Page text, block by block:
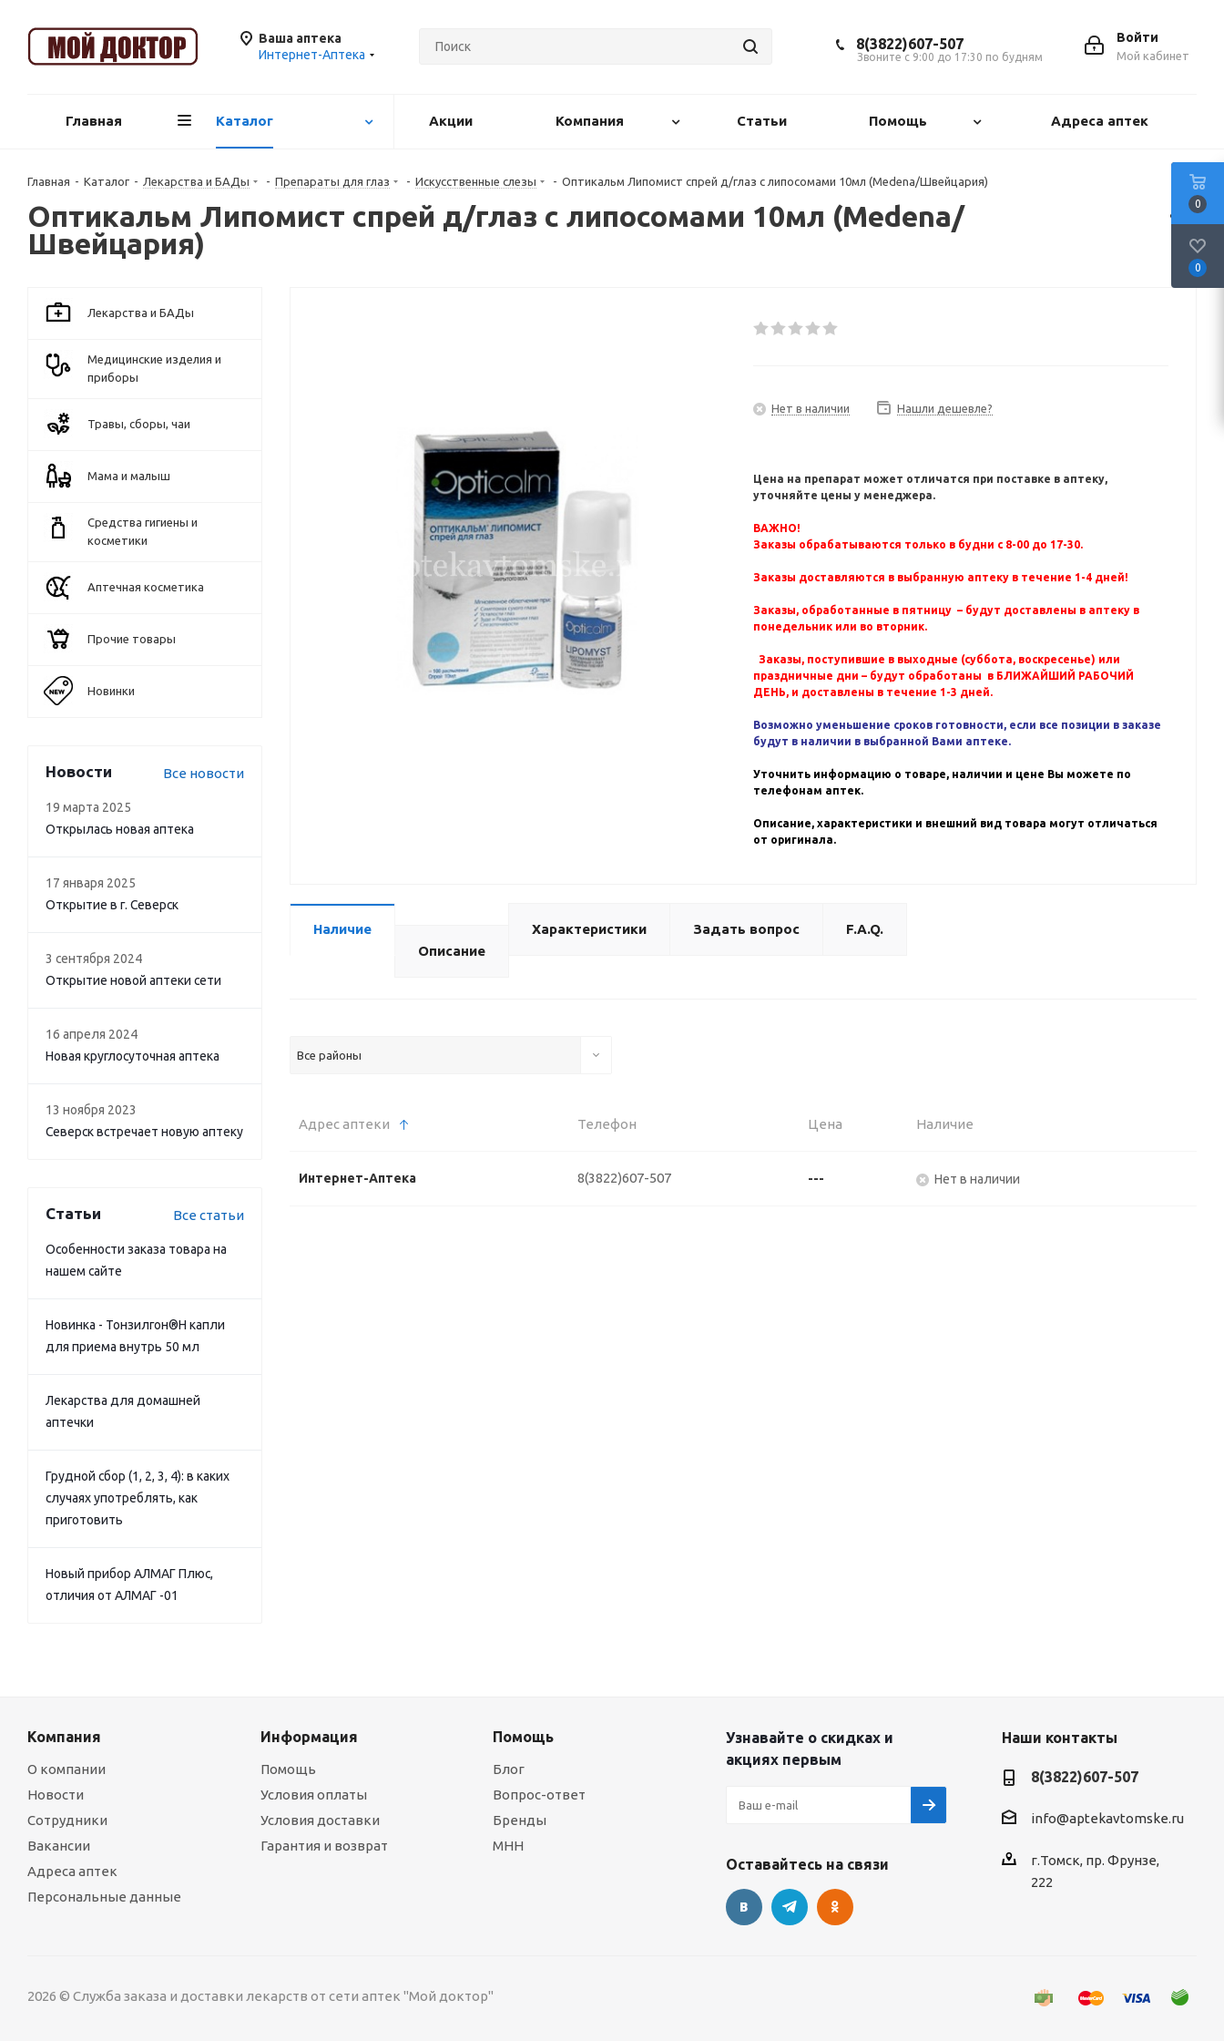
Ваша аптека
Интернет-Аптека
Войти
Мой кабинет
8(3822)607-507
Звоните с 9:00 до 17:30 по будням
Главная Каталог Акции Компания Статьи Помощь Адреса аптек
Главная - Каталог - Лекарства и БАДы - Препараты для глаз - Искусственные слезы - Оптикальм Липомист спрей д/глаз с липосомами 10мл (Medena/Швейцария)
Оптикальм Липомист спрей д/глаз с липосомами 10мл (Medena/
Швейцария)
Нет в наличии Нашли дешевле?
Цена на препарат может отличатся при поставке в аптеку,
уточняйте цены у менеджера.
ВАЖНО!
Заказы обрабатываются только в будни с 8-00 до 17-30.
Заказы доставляются в выбранную аптеку в течение 1-4 дней!
Заказы, обработанные в пятницу – будут доставлены в аптеку в
понедельник или во вторник.
Заказы, поступившие в выходные (суббота, воскресенье) или
праздничные дни – будут обработаны в БЛИЖАЙШИЙ РАБОЧИЙ
ДЕНЬ, и доставлены в течение 1-3 дней.
Возможно уменьшение сроков готовности, если все позиции в заказе
будут в наличии в выбранной Вами аптеке.
Уточнить информацию о товаре, наличии и цене Вы можете по
телефонам аптек.
Описание, характеристики и внешний вид товара могут отличаться
от оригинала.
Наличие
Описание
Характеристики Задать вопрос F.A.Q.
Все районы
Адрес аптеки Телефон Цена Наличие
Интернет-Аптека 8(3822)607-507 --- Нет в наличии
Лекарства и БАДы
Медицинские изделия и
приборы
Травы, сборы, чаи
Мама и малыш
Средства гигиены и
косметики
Аптечная косметика
Прочие товары
Новинки
Новости Все новости
19 марта 2025
Открылась новая аптека
17 января 2025
Открытие в г. Северск
3 сентября 2024
Открытие новой аптеки сети
16 апреля 2024
Новая круглосуточная аптека
13 ноября 2023
Северск встречает новую аптеку
Статьи Все статьи
Особенности заказа товара на
нашем сайте
Новинка - Тонзилгон®Н капли
для приема внутрь 50 мл
Лекарства для домашней
аптечки
Грудной сбор (1, 2, 3, 4): в каких
случаях употреблять, как
приготовить
Новый прибор АЛМАГ Плюс,
отличия от АЛМАГ -01
Компания
О компании
Новости
Сотрудники
Вакансии
Адреса аптек
Персональные данные
Информация
Помощь
Условия оплаты
Условия доставки
Гарантия и возврат
Помощь
Блог
Вопрос-ответ
Бренды
МНН
Узнавайте о скидках и
акциях первым
Оставайтесь на связи
Наши контакты
8(3822)607-507
info@aptekavtomske.ru
г.Томск, пр. Фрунзе,
222
2026 © Служба заказа и доставки лекарств от сети аптек "Мой доктор"
0
0